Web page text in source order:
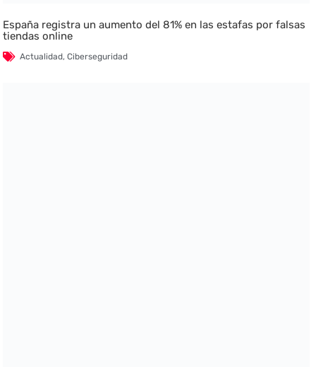
España registra un aumento del 81% en las estafas por falsas
tiendas online
Actualidad,Ciberseguridad